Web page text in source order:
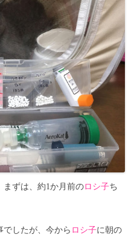
ずは、約1か月前のロシ子ち
でしたが、今から ロシ子に朝の